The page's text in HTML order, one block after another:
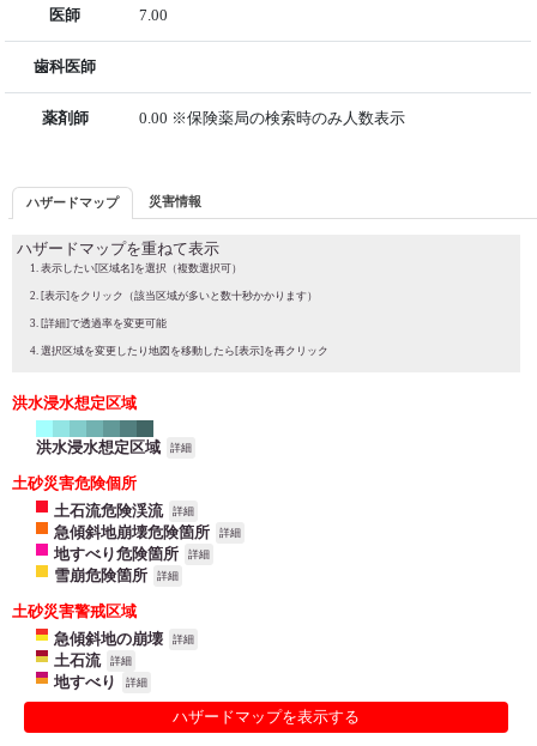
医師 7.00
歯科医師
薬剤師 0.00 ※保険薬局の検索時のみ人数表示
ハザードマップ 災害情報
ハザードマップを重ねて表示
表示したい[区域名]を選択（複数選択可）
[表示]をクリック（該当区域が多いと数十秒かかります）
[詳細]で透過率を変更可能
選択区域を変更したり地図を移動したら[表示]を再クリック
洪水浸水想定区域
洪水浸水想定区域 詳細
土砂災害危険個所
土石流危険渓流
詳細
急傾斜地崩壊危険箇所 詳細
地すべり危険箇所 詳細
雪崩危険箇所 詳細
土砂災害警戒区域
急傾斜地の崩壊
詳細
土石流 詳細
地すべり 詳細
ハザードマップを表示する